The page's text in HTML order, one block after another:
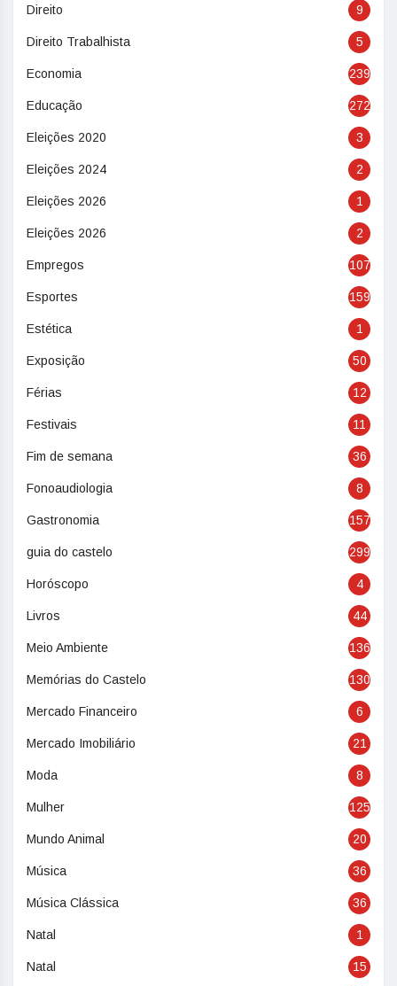
Direito 9
Direito Trabalhista 5
Economia 239
Educação 272
Eleições 2020 3
Eleições 2024 2
Eleições 2026 1
Eleições 2026 2
Empregos 107
Esportes 159
Estética 1
Exposição 50
Férias 12
Festivais 11
Fim de semana 36
Fonoaudiologia 8
Gastronomia 157
guia do castelo 299
Horóscopo 4
Livros 44
Meio Ambiente 136
Memórias do Castelo 130
Mercado Financeiro 6
Mercado Imobiliário 21
Moda 8
Mulher 125
Mundo Animal 20
Música 36
Música Clássica 36
Natal 1
Natal 15